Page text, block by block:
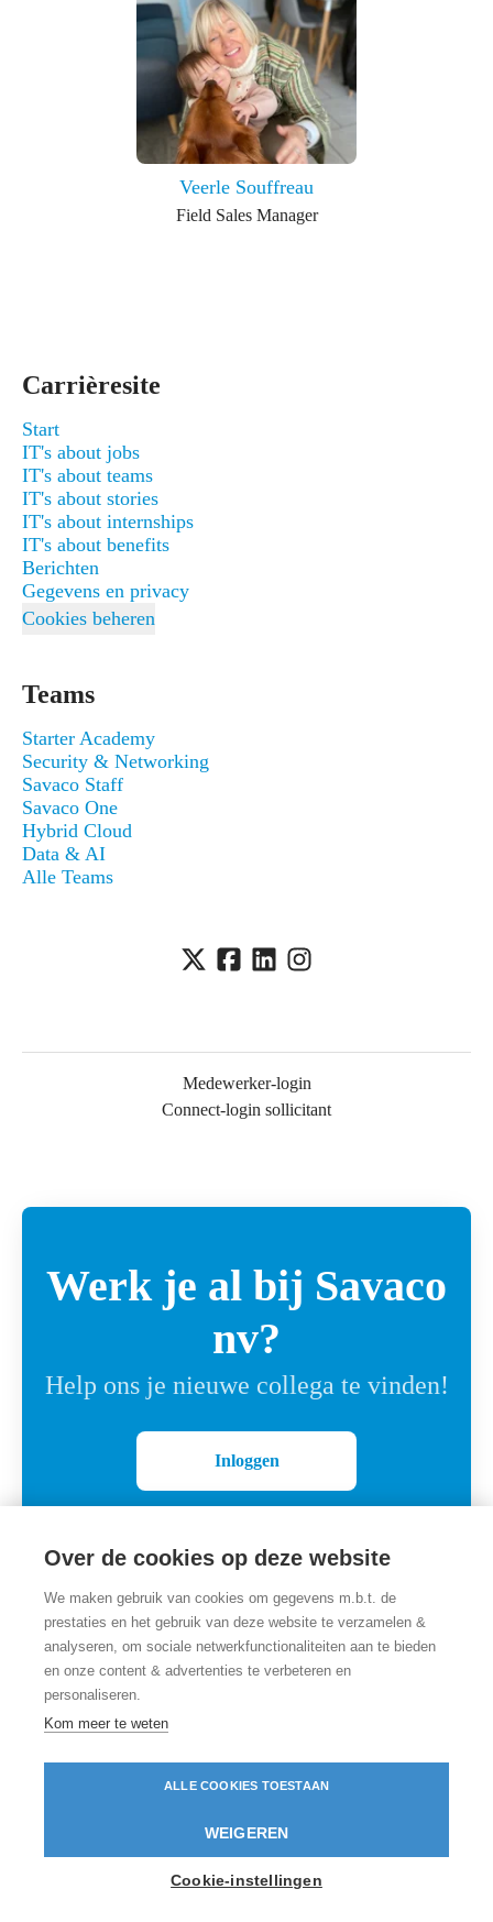
Over de cookies op deze website
We maken gebruik van cookies om gegevens m.b.t. de
prestaties en het gebruik van deze website te verzamelen &
analyseren, om sociale netwerkfunctionaliteiten aan te bieden
en onze content & advertenties te verbeteren en
personaliseren.
Kom meer te weten
ALLE COOKIES TOESTAAN
WEIGEREN
Cookie-instellingen
Veerle Souffreau
Field Sales Manager
Carrièresite
Start
IT's about jobs
IT's about teams
IT's about stories
IT's about internships
IT's about benefits
Berichten
Gegevens en privacy
Cookies beheren
Teams
Starter Academy
Security & Networking
Savaco Staff
Savaco One
Hybrid Cloud
Data & AI
Alle Teams
Medewerker-login
Connect-login sollicitant
Werk je al bij Savaco
nv?
Help ons je nieuwe collega te vinden!
Inloggen
Employer branding